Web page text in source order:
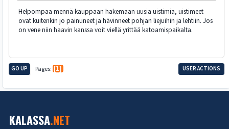
Helpompaa mennä kauppaan hakemaan uusia uistimia, uistimeet
ovat kuitenkin jo painuneet ja hävinneet pohjan liejuihin ja lehtiin. Jos
on vene niin haavin kanssa voit viellä yrittää katoamispaikalta.
GO UP Pages 1 USER ACTIONS
KALASSA.NET